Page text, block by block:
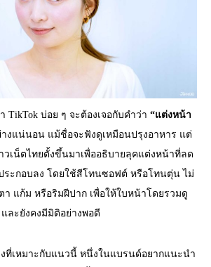
TikTok บ่อย ๆ จะต้องเจอกับคำว่า “แต่งหน้า
งแน่นอน แม้ชื่อจะฟังดูเหมือนปรุงอาหาร แต่
วเน็ตไทยตั้งขึ้นมาเพื่ออธิบายลุคแต่งหน้าที่ลด
ระกอบลง โดยใช้สีโทนซอฟต์ หรือโทนตุ่น ไม่
า แก้ม หรือริมฝีปาก เพื่อให้ใบหน้าโดยรวมดู
ละยังคงมีมิติอย่างพอดี
งที่เหมาะกับแนวนี้ หนึ่งในแบรนด์อยากแนะนำ